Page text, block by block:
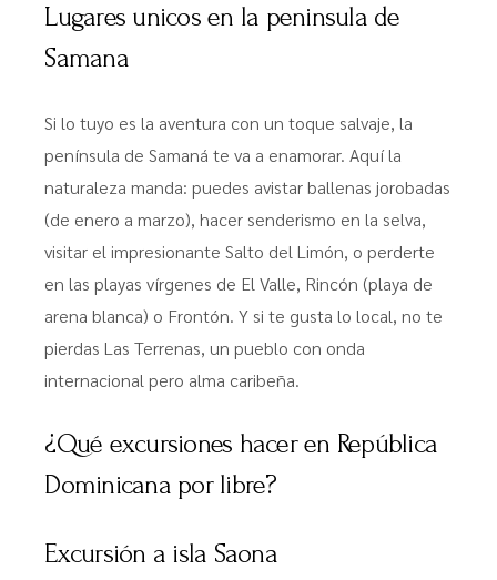
Lugares unicos en la peninsula de
Samana
Si lo tuyo es la aventura con un toque salvaje, la
península de Samaná te va a enamorar. Aquí la
naturaleza manda: puedes avistar ballenas jorobadas
(de enero a marzo), hacer senderismo en la selva,
visitar el impresionante Salto del Limón, o perderte
en las playas vírgenes de El Valle, Rincón (playa de
arena blanca) o Frontón. Y si te gusta lo local, no te
pierdas Las Terrenas, un pueblo con onda
internacional pero alma caribeña.
¿Qué excursiones hacer en República
Dominicana por libre?
Excursión a isla Saona